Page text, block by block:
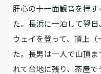
肝心の十一面観音を拝
た。長浜に一泊して翌
ウェイを登って、頂上
た。長男は一人で山頂
れて台地に残り、茶屋